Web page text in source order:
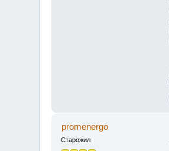
promenergo
Старожил